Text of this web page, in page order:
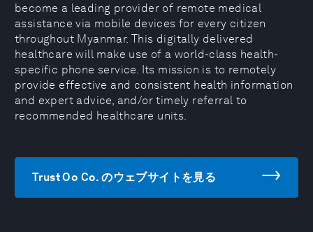
become a leading provider of remote medical
assistance via mobile devices for every citizen
throughout Myanmar. This digitally delivered
healthcare will make use of a world-class health-
specific phone service. Its mission is to remotely
provide effective and consistent health information
and expert advice, and/or timely referral to
recommended healthcare units.
Trust Oo Co. のウェブサイトを見る